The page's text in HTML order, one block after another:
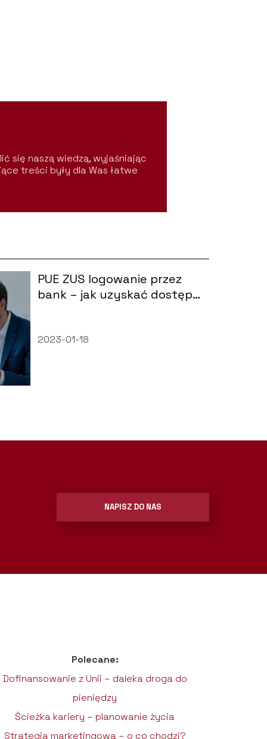
się naszą wiedzą, wyjaśniając
treści były dla Was łatwe
PUE ZUS logowanie przez
bank – jak uzyskać dostęp
2023-01-18
NAPISZ DO NAS
Polecane:
Dofinansowanie z Unii – daleka droga do
pieniędzy
Ścieżka kariery – planowanie życia
Strategia marketingowa – o co chodzi?